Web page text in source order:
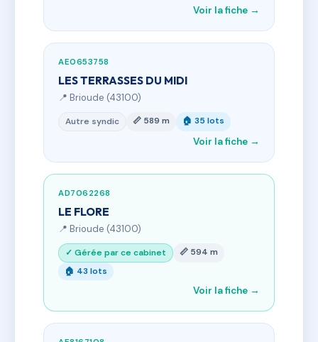
Voir la fiche →
AE0653758
LES TERRASSES DU MIDI
📍 Brioude (43100)
Autre syndic 📏 589 m 🏠 35 lots
Voir la fiche →
AD7062268
LE FLORE
📍 Brioude (43100)
✓ Gérée par ce cabinet
📏 594 m
🏠 43 lots
Voir la fiche →